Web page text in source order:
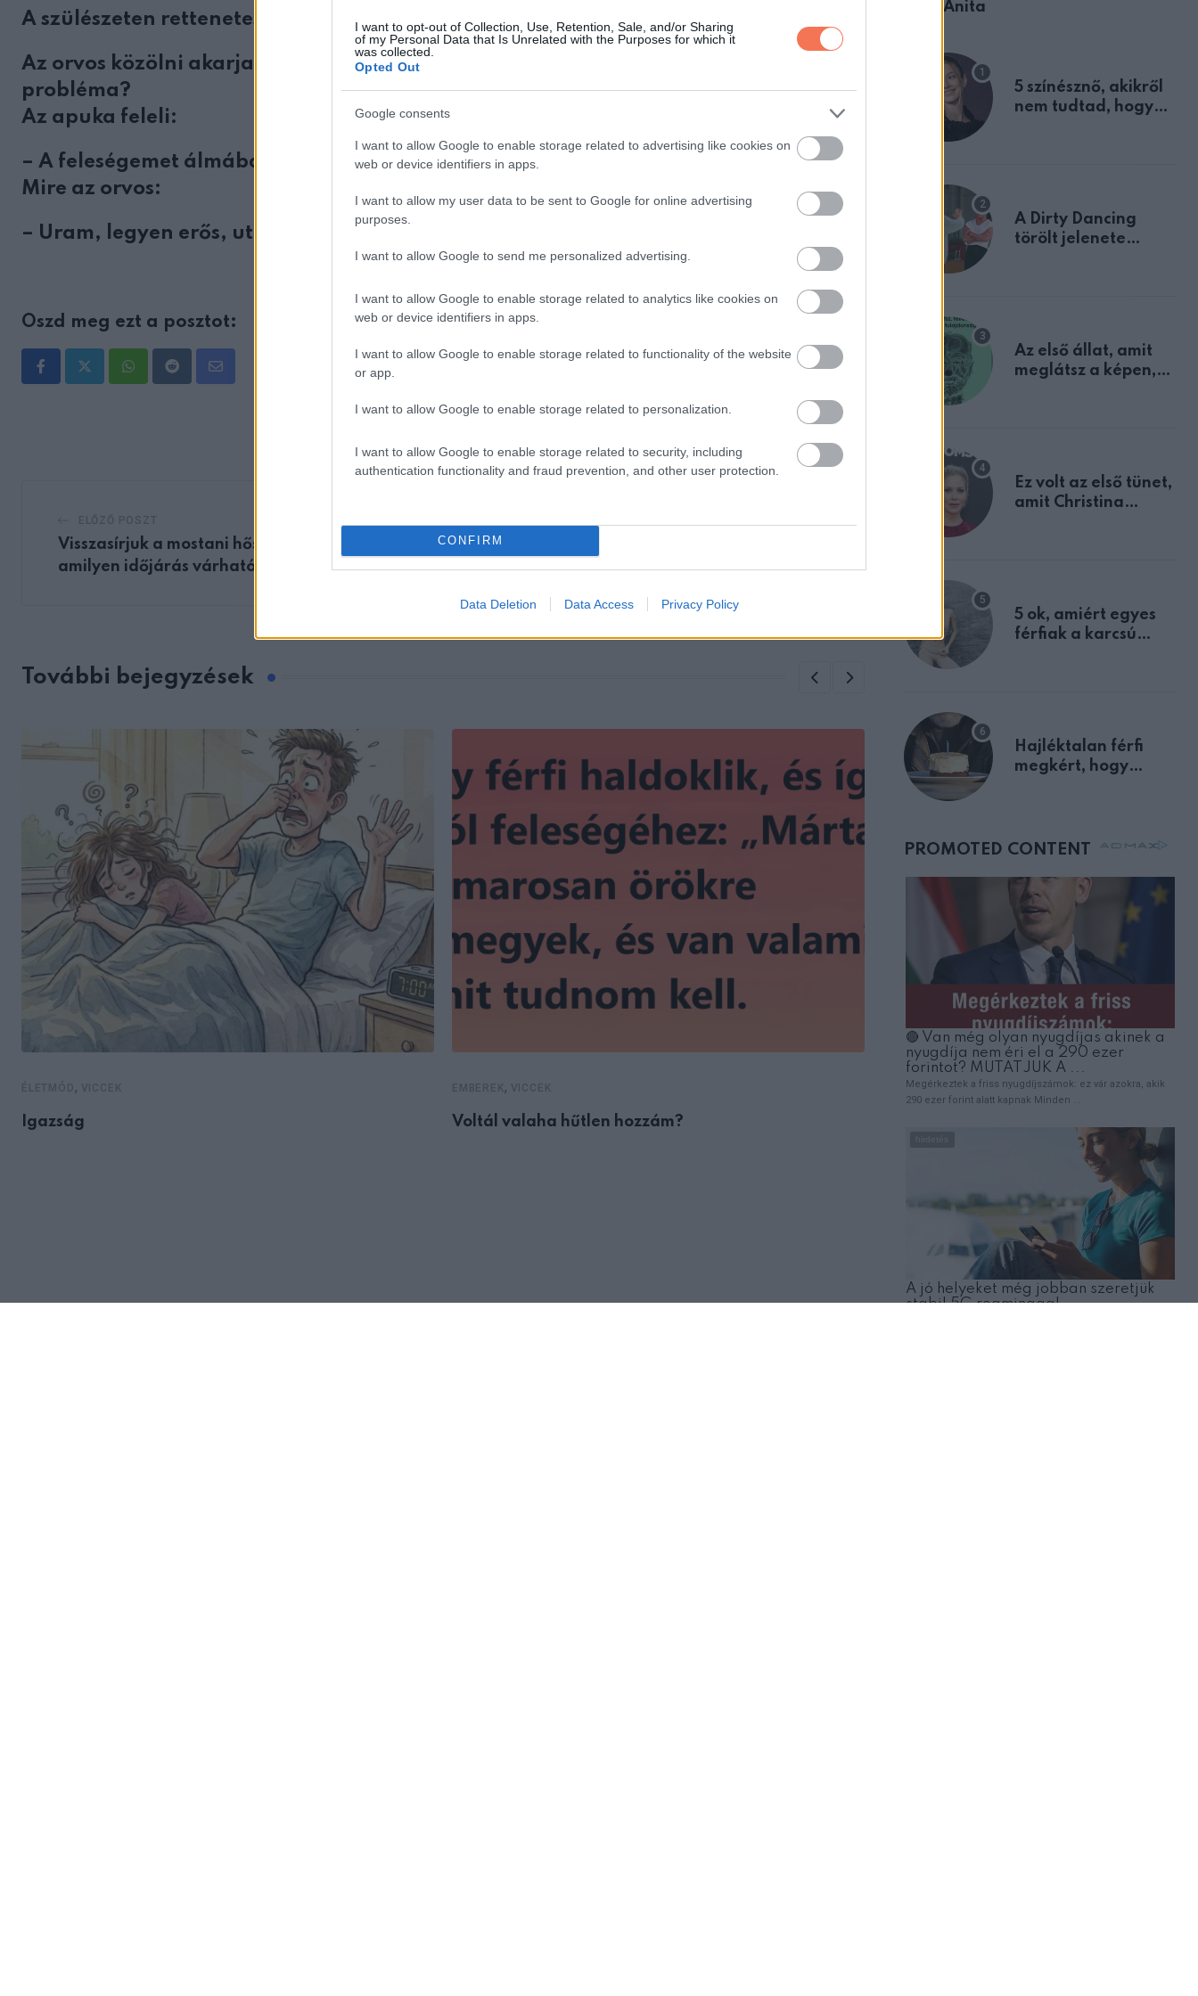
I want to opt-out of Collection, Use, Retention, Sale, and/or Sharing
of my Personal Data that Is Unrelated with the Purposes for which it
was collected.
Opted Out
Google consents
I want to allow Google to enable storage related to advertising like cookies on
web or device identifiers in apps.
I want to allow my user data to be sent to Google for online advertising
purposes.
I want to allow Google to send me personalized advertising.
I want to allow Google to enable storage related to analytics like cookies on
web or device identifiers in apps.
I want to allow Google to enable storage related to functionality of the website
or app.
I want to allow Google to enable storage related to personalization.
I want to allow Google to enable storage related to security, including
authentication functionality and fraud prevention, and other user protection.
CONFIRM
Data Deletion Data Access Privacy Policy
A szülészeten rettenetesen ideges az ifjú apa, már éppen az ájulás határán van.
Az orvos közölni akarja a jó hírt, de látja az apuka rettenetes állapotát és kérdi mi a
probléma?
Az apuka feleli:
– A feleségemet álmában egy nagy darab néger kergette.
Mire az orvos:
– Uram, legyen erős, utolérte!
Oszd meg ezt a posztot:
WhatsappRedditShare
Visszasírjuk a mostani hőséget! Lesújtó,
amilyen időjárás várható hazánkban
üzen neked az Univerzum ebben a
További bejegyzések
,
Igazság
,
Voltál valaha hűtlen hozzám?
EMBEREK , VICCEK
Ábel Anita
5 színésznő, akikről
nem tudtad, hogy
A Dirty Dancing
törölt jelenete
Az első állat, amit
meglátsz a képen,
Ez volt az első tünet,
amit Christina
5 ok, amiért egyes
férfiak a karcsú
Hajléktalan férfi
megkért, hogy
mellettem ült az első